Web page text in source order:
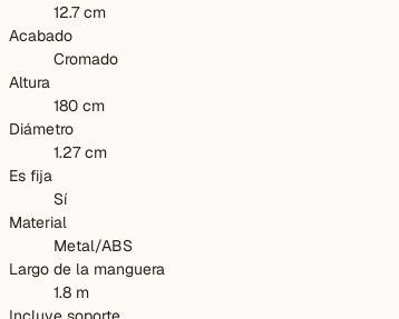
12.7 cm
Acabado
Cromado
Altura
180 cm
Diámetro
1.27 cm
Es fija
Sí
Material
Metal/ABS
Largo de la manguera
1.8 m